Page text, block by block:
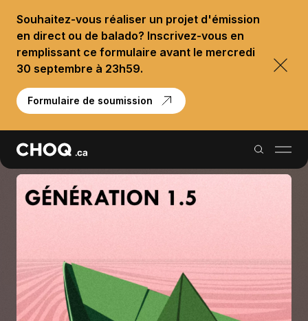
Souhaitez-vous réaliser un projet d'émission
en direct ou de balado? Inscrivez-vous en
remplissant ce formulaire avant le mercredi
30 septembre à 23h59.
Formulaire de soumission
Balados
Palmarès